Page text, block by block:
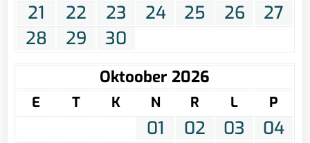
21
22 23 24 25 26
27
28
29 30
Oktoober 2026
E T K N R L P
01 02 03
04